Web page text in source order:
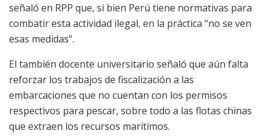
señaló en RPP que, si bien Perú tiene normativas para
combatir esta actividad ilegal, en la práctica “no se ven
esas medidas”.
El también docente universitario señaló que aún falta
reforzar los trabajos de fiscalización a las
embarcaciones que no cuentan con los permisos
respectivos para pescar, sobre todo a las flotas chinas
que extraen los recursos marítimos.